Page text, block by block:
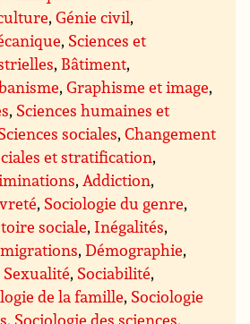
,Génie civil,
, Sciences et
, Bâtiment,
,Graphisme et image,
, Sciences humaines et
sociales,Changement
et stratification,
, Addiction,
, Sociologie du genre,
sociale, Inégalités,
,Démographie,
Sexualité, Sociabilité,
de la famille, Sociologie
, Sociologie des sciences,